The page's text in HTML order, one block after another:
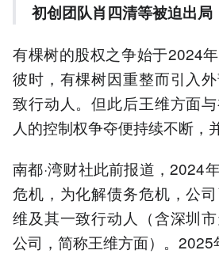
初创团队肖四清等被迫出局
有棵树的股权之争始于2024年
彼时，有棵树因重整而引入
致行动人。但此后王维方面
人的控制权争夺便持续不断，
南都·湾财社此前报道，2024
危机，为化解债务危机，公
维及其一致行动人（含深圳
公司，简称王维方面）。